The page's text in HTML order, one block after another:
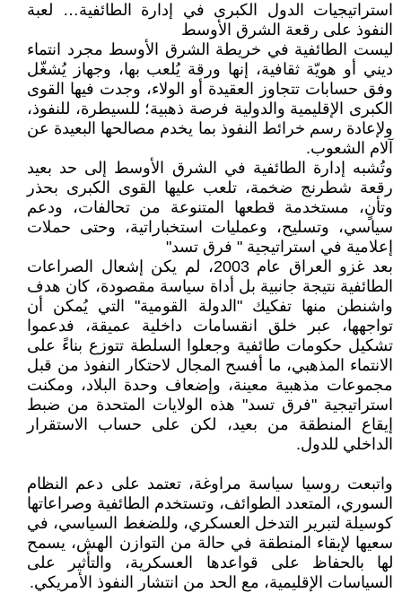
استراتيجيات الدول الكبرى في إدارة الطائفية… لعبة
النفوذ على رقعة الشرق الأوسط
ليست الطائفية في خريطة الشرق الأوسط مجرد انتماء
ديني أو هويّة ثقافية، إنها ورقة يُلعب بها، وجهاز يُشغّل
وفق حسابات تتجاوز العقيدة أو الولاء، وجدت فيها القوى
الكبرى الإقليمية والدولية فرصة ذهبية؛ للسيطرة، للنفوذ،
ولإعادة رسم خرائط النفوذ بما يخدم مصالحها البعيدة عن
آلام الشعوب.
وتُشبه إدارة الطائفية في الشرق الأوسط إلى حد بعيد
رقعة شطرنج ضخمة، تلعب عليها القوى الكبرى بحذر
وتأنٍ، مستخدمة قطعها المتنوعة من تحالفات، ودعم
سياسي، وتسليح، وعمليات استخباراتية، وحتى حملات
إعلامية في استراتيجية " فرق تسد"
بعد غزو العراق عام 2003، لم يكن إشعال الصراعات
الطائفية نتيجة جانبية بل أداة سياسة مقصودة، كان هدف
واشنطن منها تفكيك "الدولة القومية" التي يُمكن أن
تواجهها، عبر خلق انقسامات داخلية عميقة، فدعموا
تشكيل حكومات طائفية وجعلوا السلطة تتوزع بناءً على
الانتماء المذهبي، ما أفسح المجال لاحتكار النفوذ من قبل
مجموعات مذهبية معينة، وإضعاف وحدة البلاد، ومكنت
استراتيجية "فرق تسد" هذه الولايات المتحدة من ضبط
إيقاع المنطقة من بعيد، لكن على حساب الاستقرار
الداخلي للدول.
واتبعت روسيا سياسة مراوغة، تعتمد على دعم النظام
السوري، المتعدد الطوائف، وتستخدم الطائفية وصراعاتها
كوسيلة لتبرير التدخل العسكري، وللضغط السياسي، في
سعيها لإبقاء المنطقة في حالة من التوازن الهش، يسمح
لها بالحفاظ على قواعدها العسكرية، والتأثير على
السياسات الإقليمية، مع الحد من انتشار النفوذ الأمريكي.